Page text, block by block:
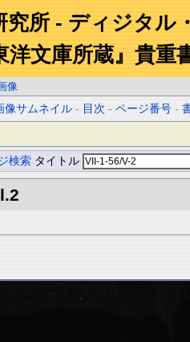
究所 - ディジタル
洋文庫所蔵』貴重
像
像サムネイル - 目次 -ページ番号 -
検索 タイトル